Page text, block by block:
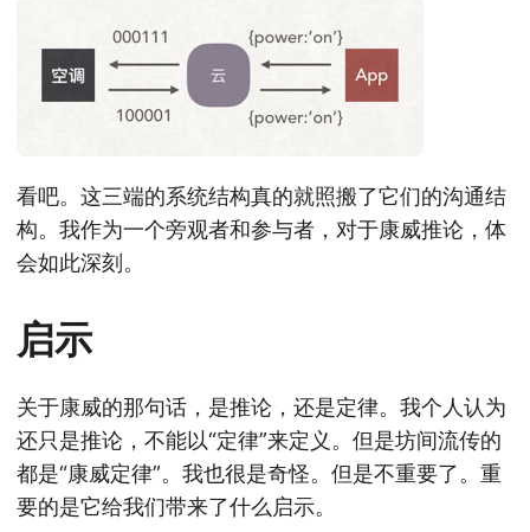
看吧。这三端的系统结构真的就照搬了它们的沟通结
构。我作为一个旁观者和参与者，对于康威推论，体
会如此深刻。
启示
关于康威的那句话，是推论，还是定律。我个人认为
还只是推论，不能以“定律”来定义。但是坊间流传的
都是“康威定律”。我也很是奇怪。但是不重要了。重
要的是它给我们带来了什么启示。